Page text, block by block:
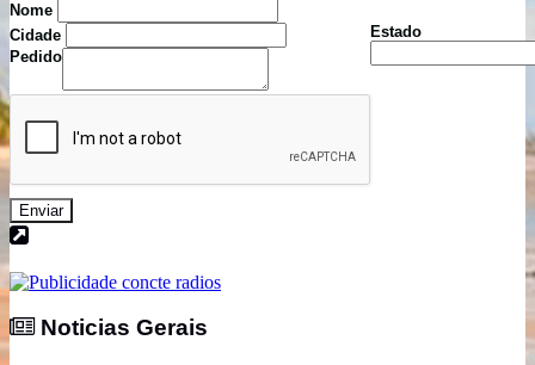
Nome
Cidade
Estado
Pedido
Enviar
Noticias Gerais